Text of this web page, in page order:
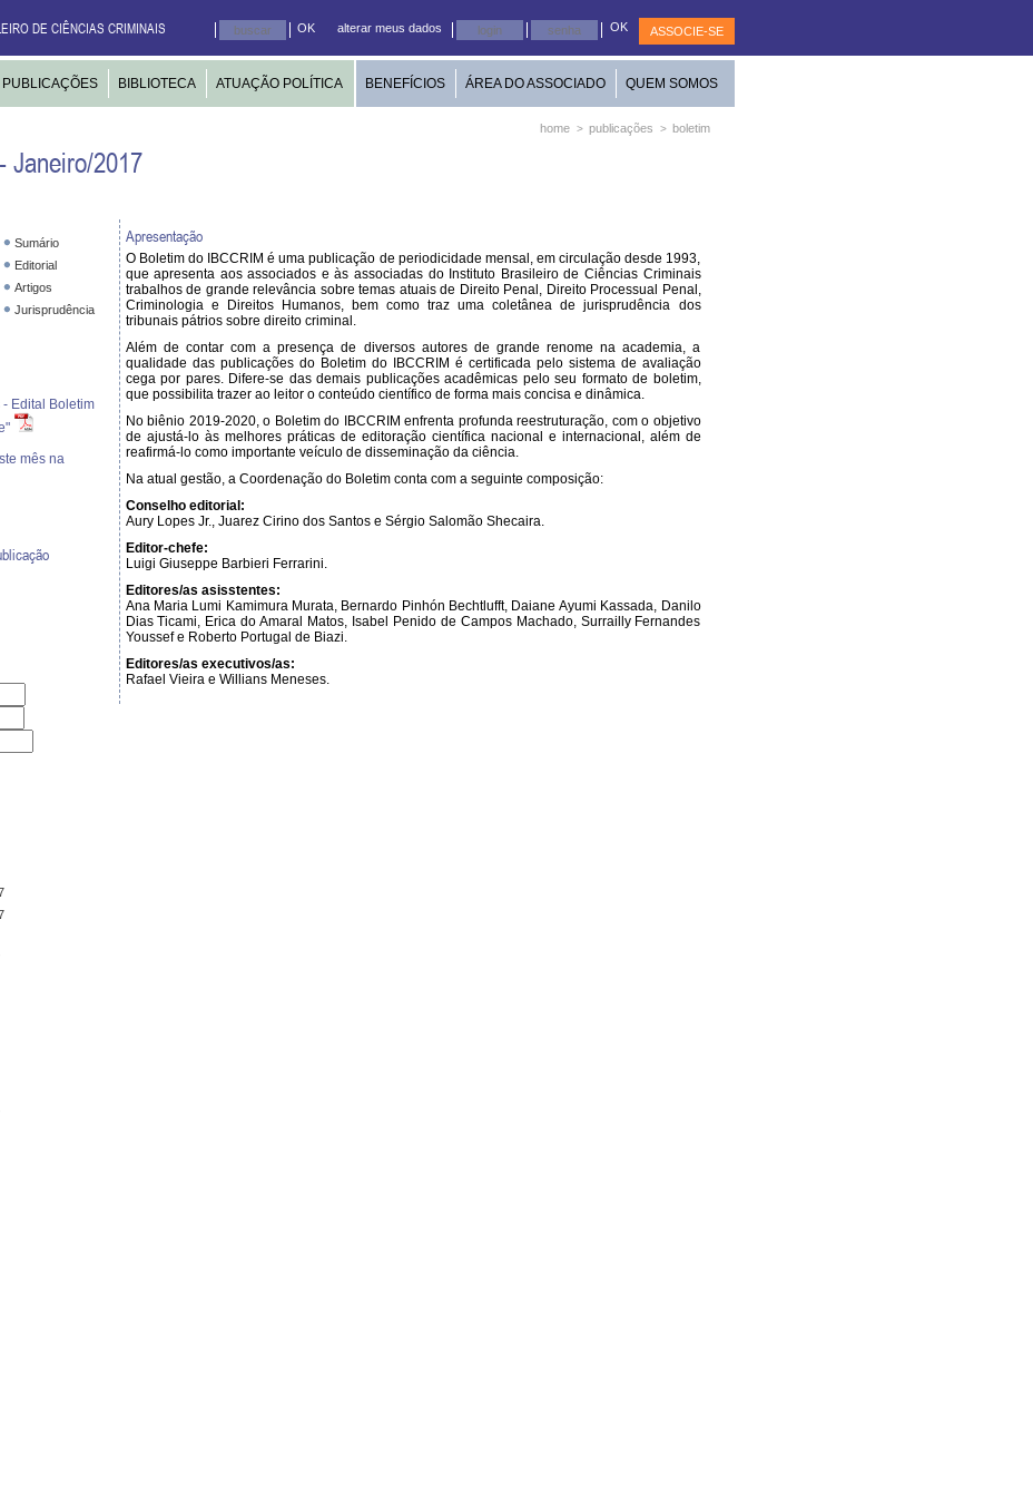
DE CIÊNCIAS CRIMINAIS OK alterar meus dados ASSOCIE-SE
PUBLICAÇÕES BIBLIOTECA ATUAÇÃO POLÍTICA BENEFÍCIOS ÁREA DO ASSOCIADO QUEM SOMOS
Janeiro/2017
home > publicações > boletim
Sumário
Editorial
Artigos
Jurisprudência
Edital Boletim
mês na
Apresentação
O Boletim do IBCCRIM é uma publicação de periodicidade mensal, em circulação desde 1993,
que apresenta aos associados e às associadas do Instituto Brasileiro de Ciências Criminais
trabalhos de grande relevância sobre temas atuais de Direito Penal, Direito Processual Penal,
Criminologia e Direitos Humanos, bem como traz uma coletânea de jurisprudência dos
tribunais pátrios sobre direito criminal.
Além de contar com a presença de diversos autores de grande renome na academia, a
qualidade das publicações do Boletim do IBCCRIM é certificada pelo sistema de avaliação
cega por pares. Difere-se das demais publicações acadêmicas pelo seu formato de boletim,
que possibilita trazer ao leitor o conteúdo científico de forma mais concisa e dinâmica.
No biênio 2019-2020, o Boletim do IBCCRIM enfrenta profunda reestruturação, com o objetivo
de ajustá-lo às melhores práticas de editoração científica nacional e internacional, além de
reafirmá-lo como importante veículo de disseminação da ciência.
Na atual gestão, a Coordenação do Boletim conta com a seguinte composição:
Conselho editorial:
Aury Lopes Jr., Juarez Cirino dos Santos e Sérgio Salomão Shecaira.
Editor-chefe:
Luigi Giuseppe Barbieri Ferrarini.
Editores/as asisstentes:
Ana Maria Lumi Kamimura Murata, Bernardo Pinhón Bechtlufft, Daiane Ayumi Kassada, Danilo
Dias Ticami, Erica do Amaral Matos, Isabel Penido de Campos Machado, Surrailly Fernandes
Youssef e Roberto Portugal de Biazi.
Editores/as executivos/as:
Rafael Vieira e Willians Meneses.